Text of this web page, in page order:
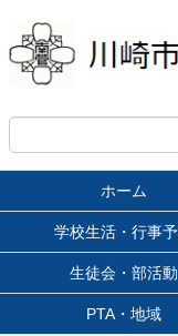
ホーム
学校生活・行事
生徒会・部活動
PTA・地域